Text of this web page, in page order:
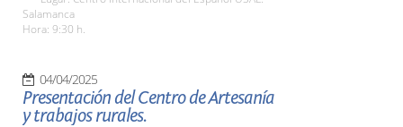
Salamanca
Hora: 9:30 h.
04/04/2025
Presentación del Centro de Artesanía
y trabajos rurales.